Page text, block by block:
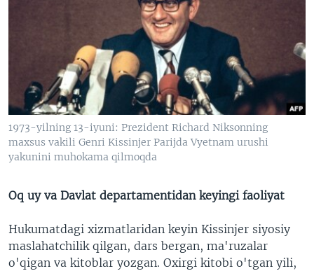
1973-yilning 13-iyuni: Prezident Richard Niksonning
maxsus vakili Genri Kissinjer Parijda Vyetnam urushi
yakunini muhokama qilmoqda
Oq uy va Davlat departamentidan keyingi faoliyat
Hukumatdagi xizmatlaridan keyin Kissinjer siyosiy
maslahatchilik qilgan, dars bergan, ma'ruzalar
o'qigan va kitoblar yozgan. Oxirgi kitobi o'tgan yili,